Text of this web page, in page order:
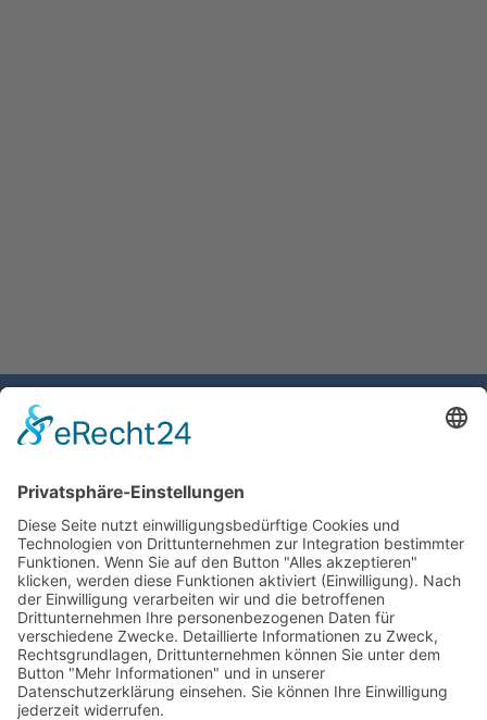
Gemeinde Schaan
9494 Schaan
Tel +423 / 237 72 00
Email schreiben
Impressum
Datenschutzerklärung
Nutzungsbedingungen Chatbot
Barrierefreiheit